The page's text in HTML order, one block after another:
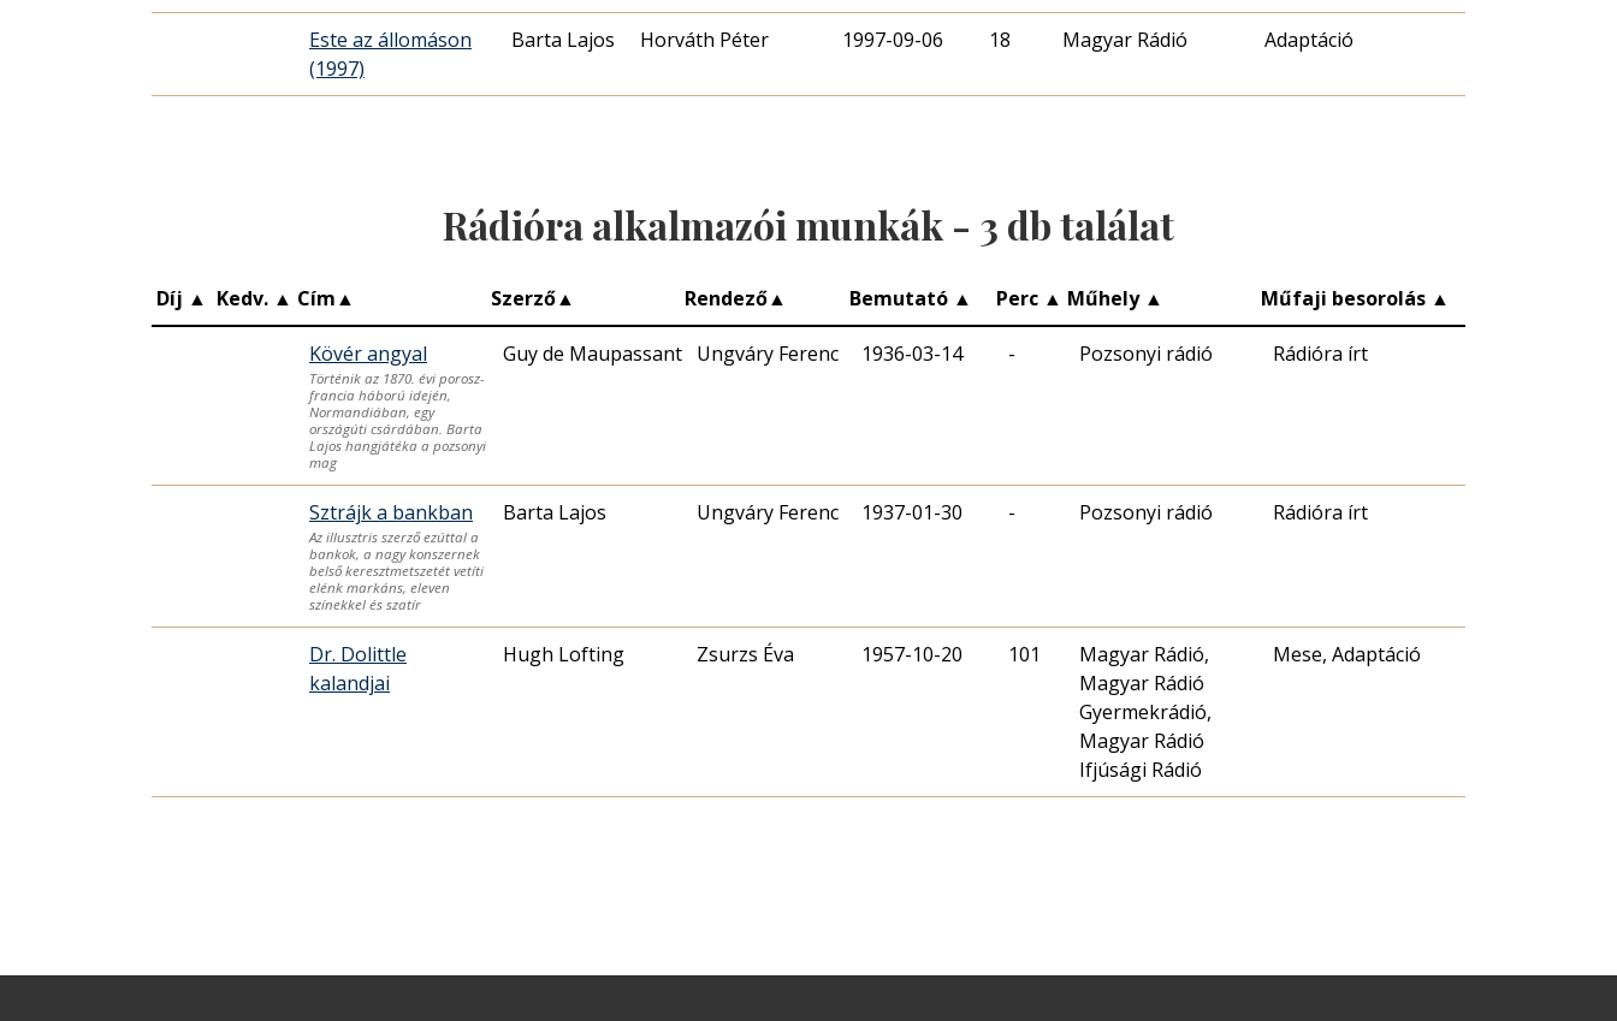
Este az állomáson
(1997)
Barta Lajos Horváth Péter 1997-09-06 18 Magyar Rádió Adaptáció
Rádióra alkalmazói munkák - 3 db találat
Díj ▲ Kedv. ▲ Cím▲ Szerző▲ Rendező▲ Bemutató ▲ Perc ▲ Műhely ▲ Műfaji besorolás ▲
Kövér angyal
Történik az 1870. évi porosz-
francia háború idején,
Normandiában, egy
országúti csárdában. Barta
Lajos hangjátéka a pozsonyi
mag
Guy de Maupassant Ungváry Ferenc 1936-03-14 - Pozsonyi rádió Rádióra írt
Sztrájk a bankban
Az illusztris szerző ezúttal a
bankok, a nagy konszernek
belső keresztmetszetét vetíti
elénk markáns, eleven
színekkel és szatír
Barta Lajos Ungváry Ferenc 1937-01-30 - Pozsonyi rádió Rádióra írt
Dr. Dolittle
kalandjai
Hugh Lofting Zsurzs Éva 1957-10-20 101
Magyar Rádió,
Magyar Rádió
Gyermekrádió,
Magyar Rádió
Ifjúsági Rádió
Mese, Adaptáció